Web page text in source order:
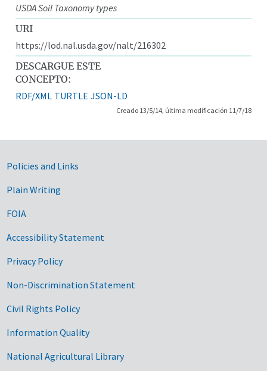
USDA Soil Taxonomy types
URI
https://lod.nal.usda.gov/nalt/216302
DESCARGUE ESTE
CONCEPTO:
RDF/XML TURTLE JSON-LD
Creado 13/5/14, última modificación 11/7/18
Government Links
Policies and Links
Plain Writing
FOIA
Accessibility Statement
Privacy Policy
Non-Discrimination Statement
Civil Rights Policy
Information Quality
National Agricultural Library